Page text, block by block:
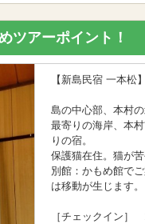
ツアーポイント！
【新島民宿 一本松】
島の中心部、本村
最寄りの海岸、本
りの宿。
保護猫在住。猫が
別館：かもめ館で
は移動が生じます。
［チェックイン］